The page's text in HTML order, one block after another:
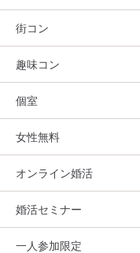
街コン
趣味コン
個室
女性無料
オンライン婚活
婚活セミナー
一人参加限定